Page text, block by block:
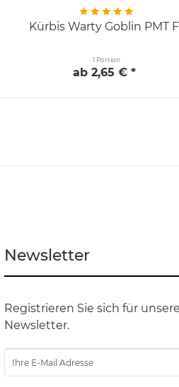
Kürbis Warty Goblin PMT
1 Portion
ab 2,65 € *
Newsletter
Registrieren Sie sich für
Newsletter.